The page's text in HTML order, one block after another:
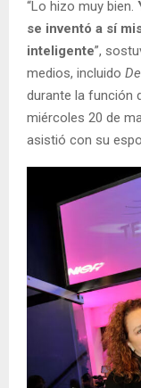
“Lo hizo muy bien.
se inventó a sí
inteligente”,
medios, incluido
durante la función
miércoles 20 de
asistió con su